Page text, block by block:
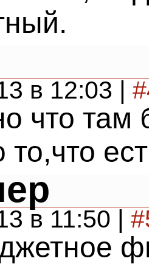
в 12:03 |
что там
то,что
в 11:50 |